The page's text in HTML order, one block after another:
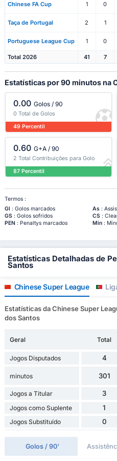
Chinese FA Cup 1 0
Taça de Portugal 2 1
Portuguese League Cup 1 0
Total 2026 41 7
Estatísticas por 90 minutos na
0.00 Golos / 90
0 Total de Golos
49 Percentil
0.60 G+A / 90
2 Total Contribuições para Golo
87 Percentil
Termos :
Gl : Golos marcados As:
GS: Golos sofridos CS:
PEN : Penaltys marcados Min:
Estatísticas Detalhadas de
Santos
Chinese Super League
Estatísticas da Chinese Super
dos Santos
Geral Total
Jogos Disputados 4
minutos 301
Jogos a Titular 3
Jogos como Suplente 1
Jogos Substituído 0
Golos / 90'